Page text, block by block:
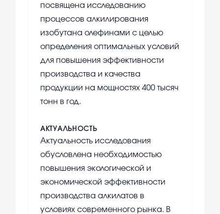
посвящена исследованию
процессов алкилирования
изобутана олефинами с целью
определения оптимальных условий
для повышения эффективности
производства и качества
продукции на мощностях 400 тысяч
тонн в год.
АКТУАЛЬНОСТЬ
Актуальность исследования
обусловлена необходимостью
повышения экологической и
экономической эффективности
производства алкилатов в
условиях современного рынка. В